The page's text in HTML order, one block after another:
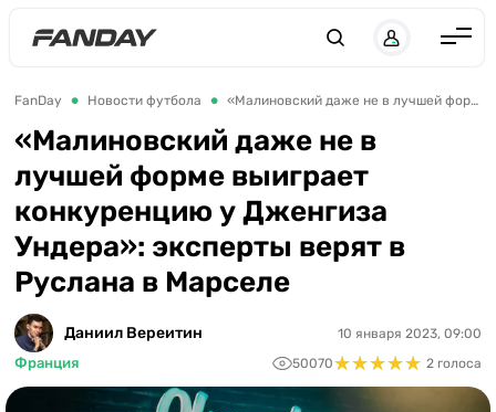
Англия
Испания
Германия
Италия
Франция
Украина
ЛЧ
FanDay Новости футбола «Малиновский даже не в лучшей форме выиграет конкуренцию у Дженгиза Ундера»: эксперты верят в Руслана в Марселе
«Малиновский даже не в
лучшей форме выиграет
конкуренцию у Дженгиза
Ундера»: эксперты верят в
Руслана в Марселе
Даниил Вереитин
Франция
10 января 2023, 09:00
50070★★★★★
★★★★★ 2 голоса